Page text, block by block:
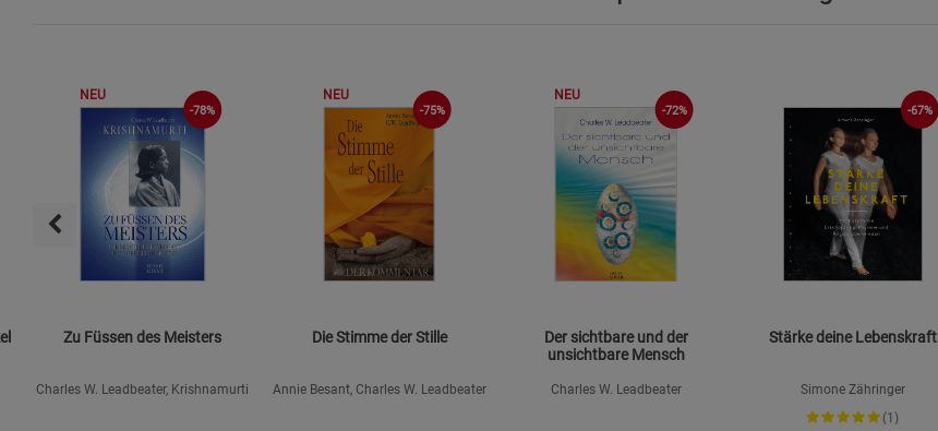
NEU
-78%
Zu Füssen des Meisters
Charles W. Leadbeater, Krishnamurti
NEU
-75%
Die Stimme der Stille
Annie Besant, Charles W. Leadbeater
NEU
-72%
Der sichtbare und der
unsichtbare Mensch
Charles W. Leadbeater
-67%
Stärke deine Lebenskraft
Simone Zähringer
(1)
Cookie-Informationen
Marketing Cookies (3)
Beschreibung Marketing Cookies
Cookie-Informationen anzeigen
Datenschutzerklärung